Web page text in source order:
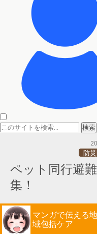
防
ペット同行避
集！
マンガで伝える地
域包括ケア